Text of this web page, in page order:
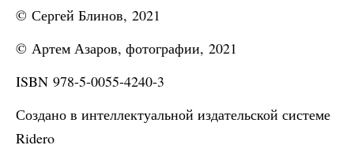
© Сергей Блинов, 2021
© Артем Азаров, фотографии, 2021
ISBN 978-5-0055-4240-3
Создано в интеллектуальной издательской системе
Ridero